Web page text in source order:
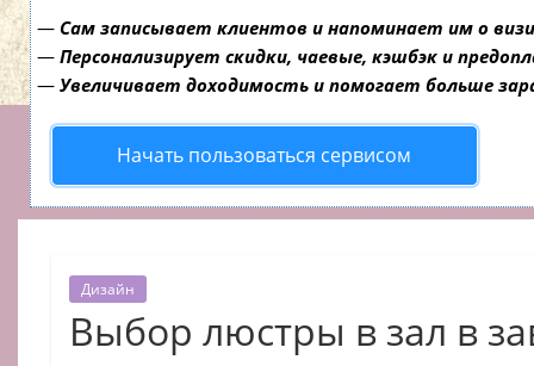
— Сам записывает клиентов и напоминает им о
— Персонализирует скидки, чаевые, кэшбэк и
— Увеличивает доходимость и помогает больше
Начать пользоваться сервисом
Дизайн
Выбор люстры в зал в